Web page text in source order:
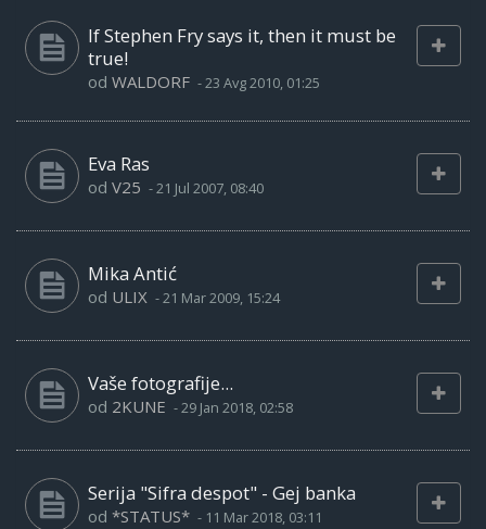
If Stephen Fry says it, then it must be
true!
od WALDORF -23 Avg 2010, 01:25
Eva Ras
od V25 -21 Jul 2007, 08:40
Mika Antić
od ULIX -21 Mar 2009, 15:24
Vaše fotografije...
od 2KUNE -29 Jan 2018, 02:58
Serija "Sifra despot" - Gej banka
od *STATUS* - 11 Mar 2018, 03:11